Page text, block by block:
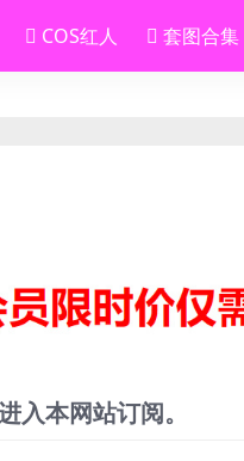
COS红人 套图合集
入本网站订阅。